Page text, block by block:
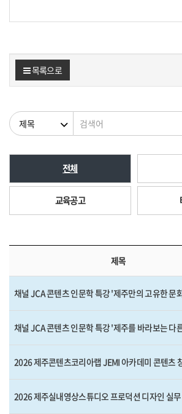
목록으로
검색조건 검색어
전체
교육공고
제목
채널 JCA 콘텐츠 인문학 특강 '제주만의 고유한 문
채널 JCA 콘텐츠 인문학 특강 '제주를 바라보는 다
2026 제주콘텐츠코리아랩 JEMI 아카데미 콘텐츠
2026 제주실내영상스튜디오 프로덕션 디자인 실